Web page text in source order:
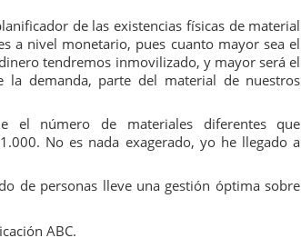
de las existencias físicas de material
a nivel monetario, pues cuanto mayor sea el
tendremos inmovilizado, y mayor será el
demanda, parte del material de nuestros
el número de materiales diferentes que
No es nada exagerado, yo he llegado a
de personas lleve una gestión óptima sobre
ABC.